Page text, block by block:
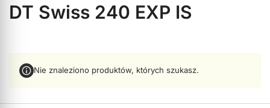
DT Swiss 240 EXP IS
Nie znaleziono produktów, których szukasz.